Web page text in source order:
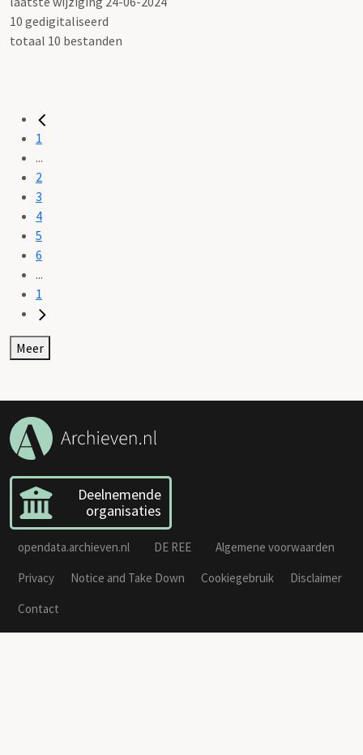
10 gedigitaliseerd
totaal 10 bestanden
1
...
2
3
4
5
6
...
1
Meer
Deelnemende
organisaties
opendata.archieven.nl DE REE
Algemene voorwaarden
Privacy
Notice and Take Down Cookiegebruik
Disclaimer
Contact